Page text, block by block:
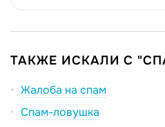
ТАКЖЕ ИСКАЛИ С
Жалоба на спам
Спам-ловушка